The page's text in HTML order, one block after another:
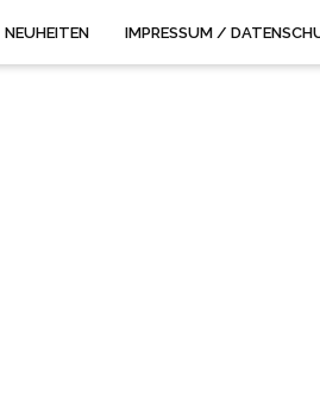
NEUHEITEN IMPRESSUM /